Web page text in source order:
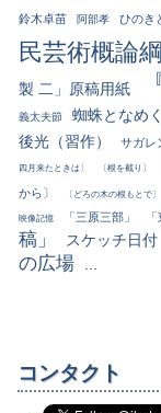
鈴木卓苗 阿部孝 ひのき
民芸術概論
製 二」原稿用紙
義太夫節 蜘蛛となめ
後光（習作）
サガレ
四月来たときは〕 〔根を截り〕
から〕
〔どろの木の根もとで〕
映像記憶 「三原三部」
稿」
スケッチ日付
の広場
...
コンタクト